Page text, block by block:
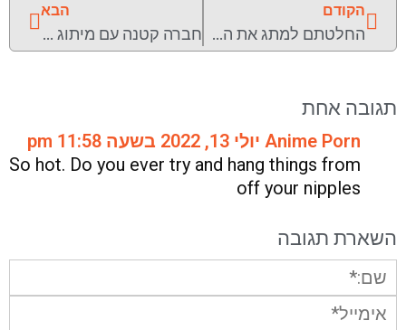
הקודם
החלטתם למתג את העסק?
הבא
חברה קטנה עם מיתוג גדול
תגובה אחת
Anime Porn יולי 13, 2022 בשעה 11:58 pm
So hot. Do you ever try and hang things from
off your nipples
השארת תגובה
שם:*
אימייל*